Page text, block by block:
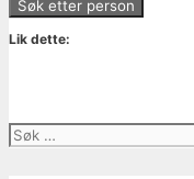
Lik dette:
Søk